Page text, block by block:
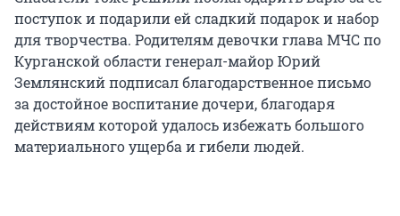
поступок и подарили ей сладкий подарок и набор
для творчества. Родителям девочки глава МЧС по
Курганской области генерал-майор Юрий
Землянский подписал благодарственное письмо
за достойное воспитание дочери, благодаря
действиям которой удалось избежать большого
материального ущерба и гибели людей.